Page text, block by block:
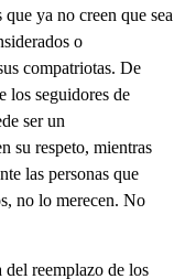
ya no creen que sea
o
compatriotas. De
los seguidores de
ser un
su respeto, mientras
las personas que
no lo merecen. No
reemplazo de los